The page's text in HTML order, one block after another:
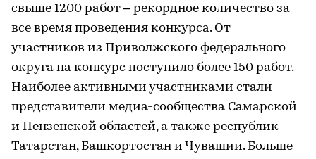
свыше 1200 работ – рекордное количество за
все время проведения конкурса. От
участников из Приволжского федерального
округа на конкурс поступило более 150 работ.
Наиболее активными участниками стали
представители медиа-сообщества Самарской
и Пензенской областей, а также республик
Татарстан, Башкортостан и Чувашии. Больше